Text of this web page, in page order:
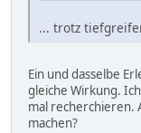
... trotz
Ein und dasselbe
gleiche Wirkung.
mal recherchieren.
machen?